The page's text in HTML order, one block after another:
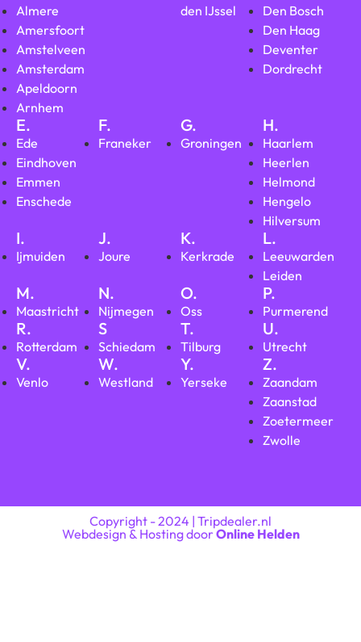
Almere
Amersfoort
Amstelveen
Amsterdam
Apeldoorn
Arnhem
den IJssel
Den Bosch
Den Haag
Deventer
Dordrecht
E.
Ede
Eindhoven
Emmen
Enschede
F.
Franeker
G.
Groningen
H.
Haarlem
Heerlen
Helmond
Hengelo
Hilversum
I.
Ijmuiden
J.
Joure
K.
Kerkrade
L.
Leeuwarden
Leiden
M.
Maastricht
N.
Nijmegen
O.
Oss
P.
Purmerend
R.
Rotterdam
S
Schiedam
T.
Tilburg
U.
Utrecht
V.
Venlo
W.
Westland
Y.
Yerseke
Z.
Zaandam
Zaanstad
Zoetermeer
Zwolle
Copyright - 2024 | Tripdealer.nl
Webdesign & Hosting doorOnline Helden